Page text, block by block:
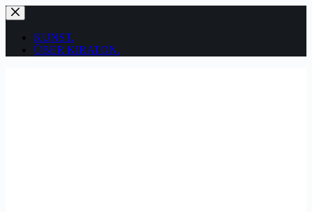
Zum
Inhalt
springenKUNST.
ÜBER KIRATON.